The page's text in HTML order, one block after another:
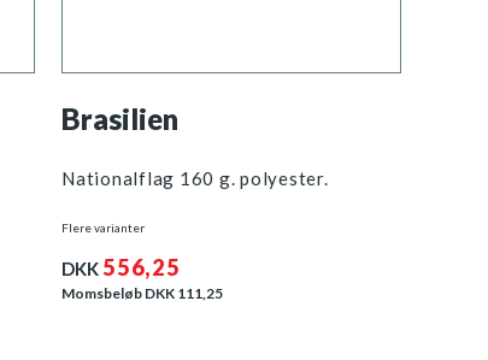
Brasilien
Nationalflag 160 g. polyester.
Flere varianter
DKK 556,25
Momsbeløb DKK 111,25